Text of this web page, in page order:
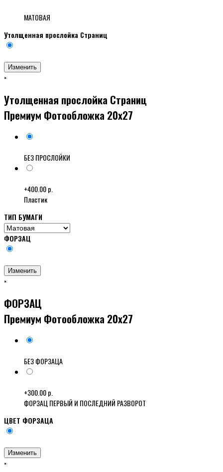
МАТОВАЯ
Утолщенная прослойка Страниц
Изменить
×
Утолщенная прослойка Страниц
Премиум Фотообложка 20x27
БЕЗ ПРОСЛОЙКИ
+400.00 р.
Пластик
ТИП БУМАГИ
ФОРЗАЦ
Изменить
×
ФОРЗАЦ
Премиум Фотообложка 20x27
БЕЗ ФОРЗАЦА
+300.00 р.
ФОРЗАЦ ПЕРВЫЙ И ПОСЛЕДНИЙ РАЗВОРОТ
ЦВЕТ ФОРЗАЦА
Изменить
×